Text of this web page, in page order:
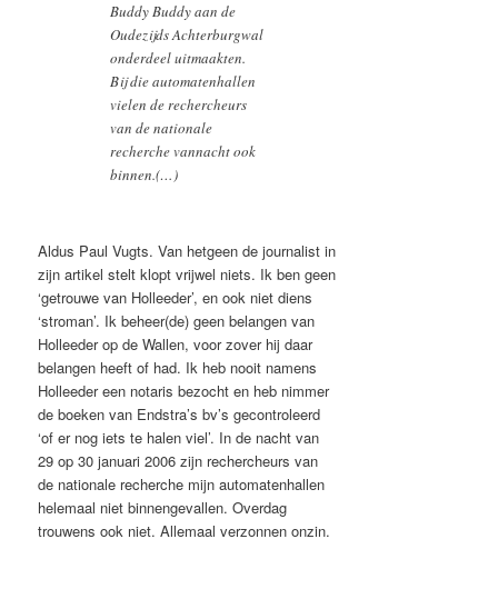
Buddy Buddy aan de
Oudezijds Achterburgwal
onderdeel uitmaakten.
Bij die automatenhallen
vielen de rechercheurs
van de nationale
recherche vannacht ook
binnen.(…)
Aldus Paul Vugts. Van hetgeen de journalist in
zijn artikel stelt klopt vrijwel niets. Ik ben geen
‘getrouwe van Holleeder’, en ook niet diens
‘stroman’. Ik beheer(de) geen belangen van
Holleeder op de Wallen, voor zover hij daar
belangen heeft of had. Ik heb nooit namens
Holleeder een notaris bezocht en heb nimmer
de boeken van Endstra’s bv’s gecontroleerd
‘of er nog iets te halen viel’. In de nacht van
29 op 30 januari 2006 zijn rechercheurs van
de nationale recherche mijn automatenhallen
helemaal niet binnengevallen. Overdag
trouwens ook niet. Allemaal verzonnen onzin.